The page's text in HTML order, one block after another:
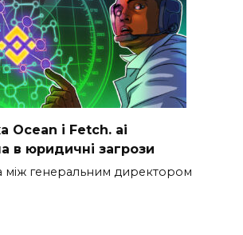
Ocean і Fetch. ai
в юридичні загрози
генеральним директором